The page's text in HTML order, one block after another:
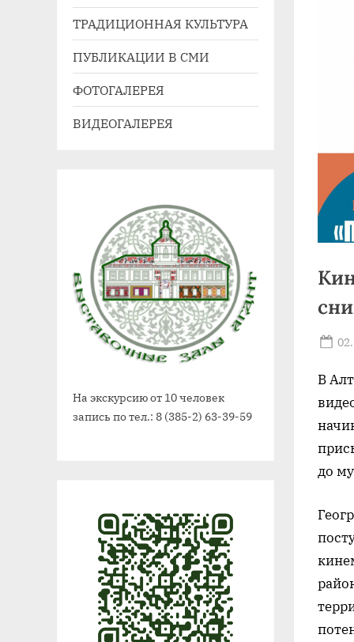
(3852)
63
39
В
до
ТРАДИЦИОННАЯ КУЛЬТУРА
ПУБЛИКАЦИИ В СМИ
ФОТОГАЛЕРЕЯ
ВИДЕОГАЛЕРЕЯ
На экскурсию от 10 человек
запись по тел.: 8 (385-2) 63-39-59